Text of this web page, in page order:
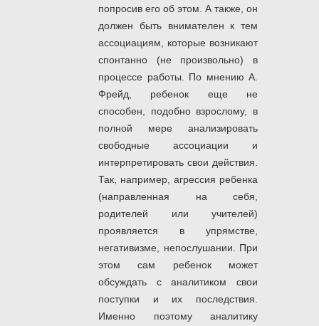
попросив его об этом. А также, он
должен быть внимателен к тем
ассоциациям, которые возникают
спонтанно (не произвольно) в
процессе работы. По мнению А.
Фрейд, ребенок еще не
способен, подобно взрослому, в
полной мере анализировать
свободные ассоциации и
интерпретировать свои действия.
Так, например, агрессия ребенка
(направленная на себя,
родителей или учителей)
проявляется в упрямстве,
негативизме, непослушании. При
этом сам ребенок может
обсуждать с аналитиком свои
поступки и их последствия.
Именно поэтому аналитику